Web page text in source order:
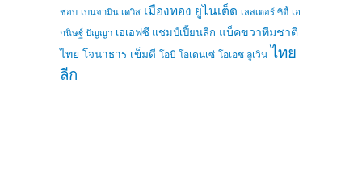
ชอบ เบนจามิน เดวิส เมืองทอง ยูไนเต็ด เลสเตอร์ ซิตี้ เอ
กนิษฐ์ ปัญญา เอเอฟซี แชมป์เปี้ยนลีก แบ็คขวาทีมชาติ
ไทย โจนาธาร เข็มดี โอบี โอเดนเซ่ โอเอช ลูเวิน ไทย
ลีก